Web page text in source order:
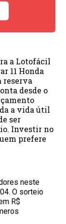
a Lotofácil
11 Honda
reserva
desde o
a vida útil
ser
Investir no
prefere
neste
O sorteio
R$